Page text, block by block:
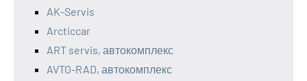
AK-Servis
Arcticcar
ART servis, автокомплекс
AVTO-RAD, автокомплекс